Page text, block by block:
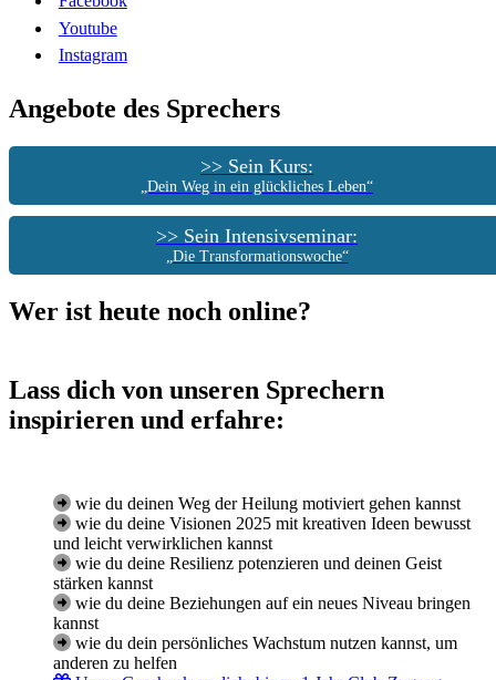
Youtube
Instagram
Angebote des Sprechers
>> Sein Kurs:
„Dein Weg in ein glückliches Leben“
>> Sein Intensivseminar:
„Die Transformationswoche“
Wer ist heute noch online?
Lass dich von unseren Sprechern
inspirieren und erfahre:
wie du deinen Weg der Heilung motiviert gehen kannst
wie du deine Visionen 2025 mit kreativen Ideen bewusst
und leicht verwirklichen kannst
wie du deine Resilienz potenzieren und deinen Geist
stärken kannst
wie du deine Beziehungen auf ein neues Niveau bringen
kannst
wie du dein persönliches Wachstum nutzen kannst, um
anderen zu helfen